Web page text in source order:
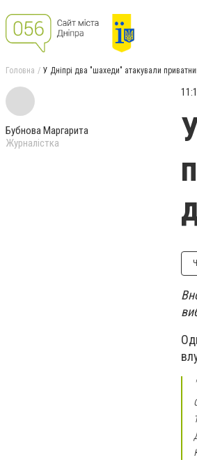
Головна У Дніпрі два "шахеди" атакували
Бубнова Маргарита
Журналістка